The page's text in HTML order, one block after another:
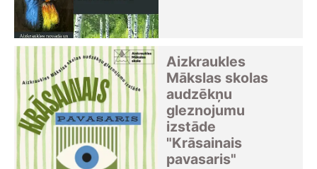
Aizkraukles
Mākslas skolas
audzēkņu
gleznojumu
izstāde
"Krāsainais
pavasaris"